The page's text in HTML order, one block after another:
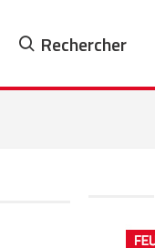
Rechercher